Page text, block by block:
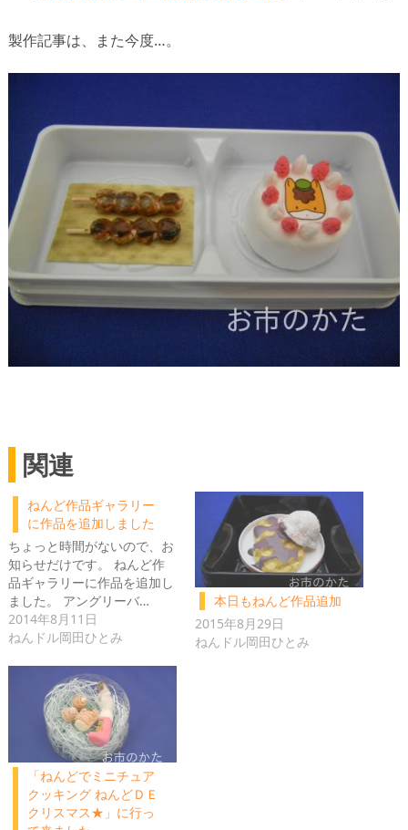
製作記事は、また今度…。
関連
ねんど作品ギャラリー
に作品を追加しました
ちょっと時間がないので、お
知らせだけです。 ねんど作
品ギャラリーに作品を追加し
ました。 アングリーバ…
2014年8月11日
ねんドル岡田ひとみ
本日もねんど作品追加
2015年8月29日
ねんドル岡田ひとみ
「ねんどでミニチュア
クッキング ねんどＤＥ
クリスマス★」に行っ